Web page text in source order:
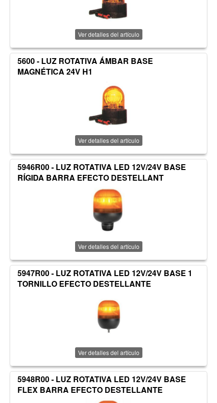
Ver detalles del artículo
5600 - LUZ ROTATIVA ÁMBAR BASE
MAGNÉTICA 24V H1
Ver detalles del artículo
5946R00 - LUZ ROTATIVA LED 12V/24V BASE
RÍGIDA BARRA EFECTO DESTELLANT
Ver detalles del artículo
5947R00 - LUZ ROTATIVA LED 12V/24V BASE 1
TORNILLO EFECTO DESTELLANTE
Ver detalles del artículo
5948R00 - LUZ ROTATIVA LED 12V/24V BASE
FLEX BARRA EFECTO DESTELLANTE